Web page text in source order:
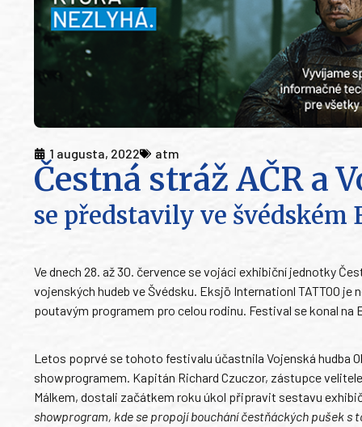
1 augusta, 2022 atm
Čestná stráž AČR a
se představily ve švédském
Ve dnech 28. až 30. července se vojáci exhibiční jednotky
vojenských hudeb ve Švédsku. Eksjö Internationl TATTOO
poutavým programem pro celou rodinu. Festival se konal
Letos poprvé se tohoto festivalu účastnila Vojenská hudba
showprogramem. Kapitán Richard Czuczor, zástupce
Málkem, dostali začátkem roku úkol připravit sestavu
showprogram, kde se propojí bouchání čestňáckých pušek s